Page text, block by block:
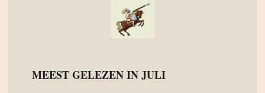
MEEST GELEZEN IN JULI